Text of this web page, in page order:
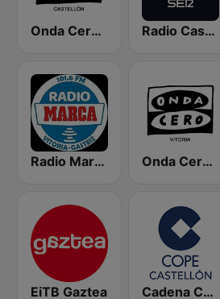
Onda Cero Castellón Radio Castellón SER
Radio Marca Vitoria-Gasteiz Onda Cero Vitoria
EiTB Gaztea Cadena COPE Castellón